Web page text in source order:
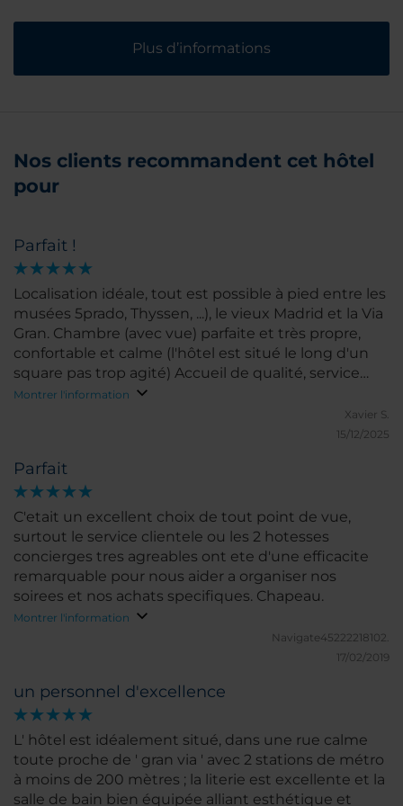
Plus d’informations
Nos clients recommandent cet hôtel
pour
Parfait !
Localisation idéale, tout est possible à pied entre les
musées 5prado, Thyssen, ...), le vieux Madrid et la Via
Gran. Chambre (avec vue) parfaite et très propre,
confortable et calme (l'hôtel est situé le long d'un
square pas trop agité) Accueil de qualité, service
parfait, petit déjeuner exceptionnel, et resto sympa
(nous vous conseillons le jambon coupé devant
Montrer l'information
Xavier S.
15/12/2025
Parfait
C'etait un excellent choix de tout point de vue,
surtout le service clientele ou les 2 hotesses
concierges tres agreables ont ete d'une efficacite
remarquable pour nous aider a organiser nos
soirees et nos achats specifiques. Chapeau.
Montrer l'information
Navigate45222218102.
17/02/2019
un personnel d'excellence
L' hôtel est idéalement situé, dans une rue calme
toute proche de ' gran via ' avec 2 stations de métro
à moins de 200 mètres ; la literie est excellente et la
salle de bain bien équipée alliant esthétique et